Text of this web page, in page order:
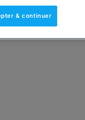
& continuer